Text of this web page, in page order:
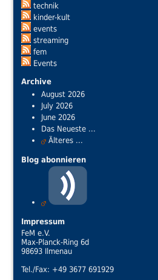
technik
kinder-kult
events
streaming
fem
Events
Archive
August 2026
July 2026
June 2026
Das Neueste ...
Älteres ...
Blog abonnieren
Impressum
FeM e.V.
Max-Planck-Ring 6d
98693 Ilmenau
Tel./Fax: +49 3677 691929